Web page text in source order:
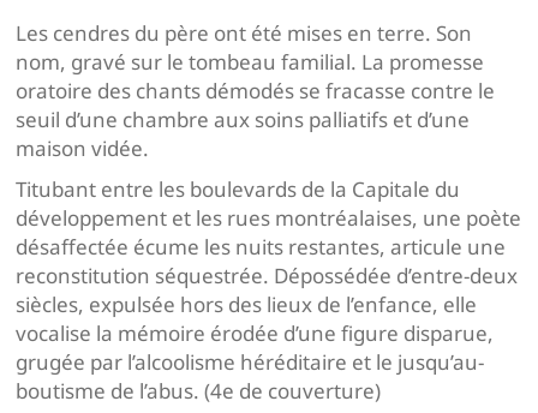
Les cendres du père ont été mises en terre. Son
nom, gravé sur le tombeau familial. La promesse
oratoire des chants démodés se fracasse contre le
seuil d’une chambre aux soins palliatifs et d’une
maison vidée.
Titubant entre les boulevards de la Capitale du
développement et les rues montréalaises, une poète
désaffectée écume les nuits restantes, articule une
reconstitution séquestrée. Dépossédée d’entre-deux
siècles, expulsée hors des lieux de l’enfance, elle
vocalise la mémoire érodée d’une figure disparue,
grugée par l’alcoolisme héréditaire et le jusqu’au-
boutisme de l’abus. (4e de couverture)